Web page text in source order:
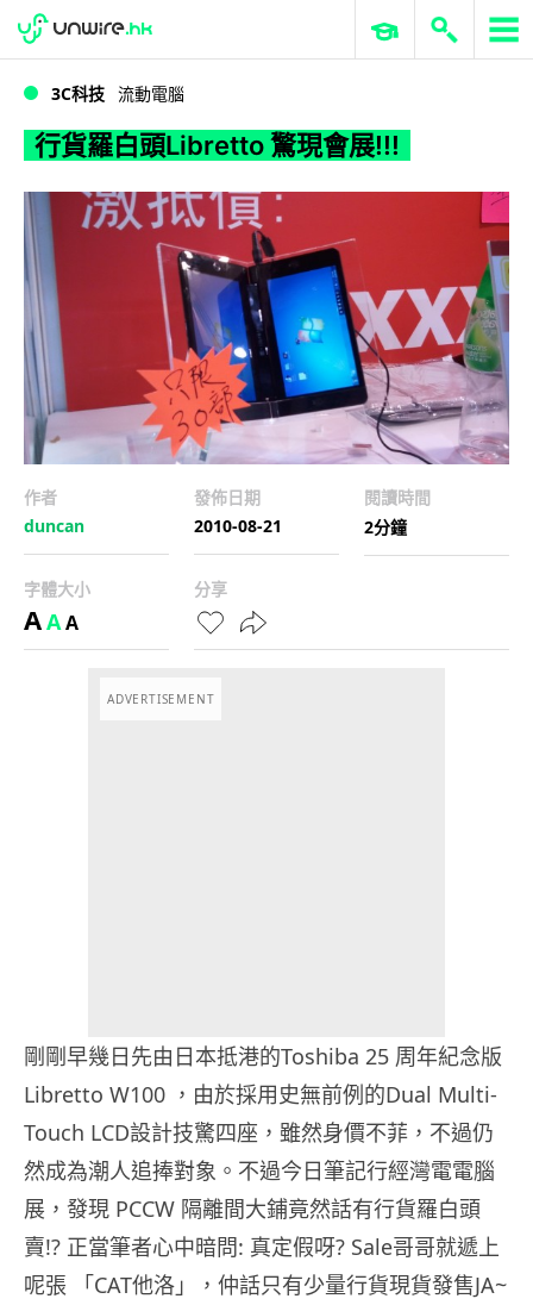
行貨羅白頭Libretto 驚現會展!!!
WWDC 2026 ERP 與商業 AI
3C科技 流動電腦
行貨羅白頭Libretto 驚現會展!!!
作者
duncan
發佈日期
2010-08-21
閱讀時間
2分鐘
字體大小
AAA
分享
ADVERTISEMENT
剛剛早幾日先由日本抵港的Toshiba 25 周年紀念版
Libretto W100 ，由於採用史無前例的Dual Multi-
Touch LCD設計技驚四座，雖然身價不菲，不過仍
然成為潮人追捧對象。不過今日筆記行經灣電電腦
展，發現 PCCW 隔離間大鋪竟然話有行貨羅白頭
賣!? 正當筆者心中暗問: 真定假呀? Sale哥哥就遞上
呢張 「CAT他洛」，仲話只有少量行貨現貨發售JA~